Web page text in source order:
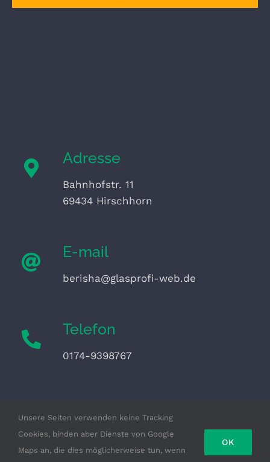
Adresse
Bahnhofstr. 11
69434 Hirschhorn
E-mail
berisha@glasprofi-web.de
Telefon
0174-9398767
Mo – Fr: 8:00 – 17:00
Unsere Seiten verwenden keine Tracking
Cookies, binden aber Dienste von Google
Maps an, die dies möglicherweise tun, wenn
OK